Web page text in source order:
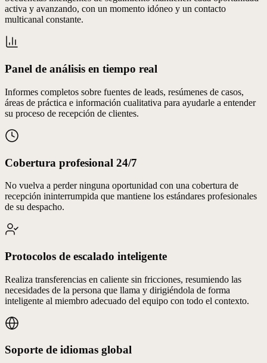
activa y avanzando, con un momento idóneo y un contacto
multicanal constante.
Panel de análisis en tiempo real
Informes completos sobre fuentes de leads, resúmenes de casos,
áreas de práctica e información cualitativa para ayudarle a entender
su proceso de recepción de clientes.
Cobertura profesional 24/7
No vuelva a perder ninguna oportunidad con una cobertura de
recepción ininterrumpida que mantiene los estándares profesionales
de su despacho.
Protocolos de escalado inteligente
Realiza transferencias en caliente sin fricciones, resumiendo las
necesidades de la persona que llama y dirigiéndola de forma
inteligente al miembro adecuado del equipo con todo el contexto.
Soporte de idiomas global